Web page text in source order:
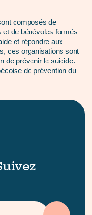
composés de
et de bénévoles formés
et répondre aux
ces organisations sont
de prévenir le suicide.
de prévention du